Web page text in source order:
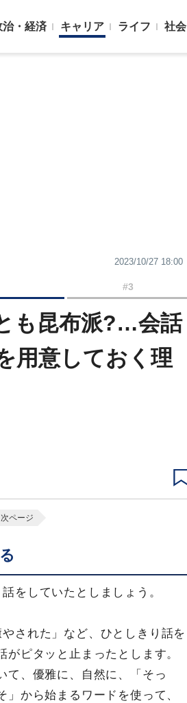
治・経済 キャリア ライフ 社会
2023/10/27 18:00
#3
も昆布派?…会話
用意しておく理
次ページ
をしていたとしましょう。
された」など、ひとしきり話を
ピタッと止まったとします。
て、優雅に、自然に、「そっ
から始まるワードを使って、